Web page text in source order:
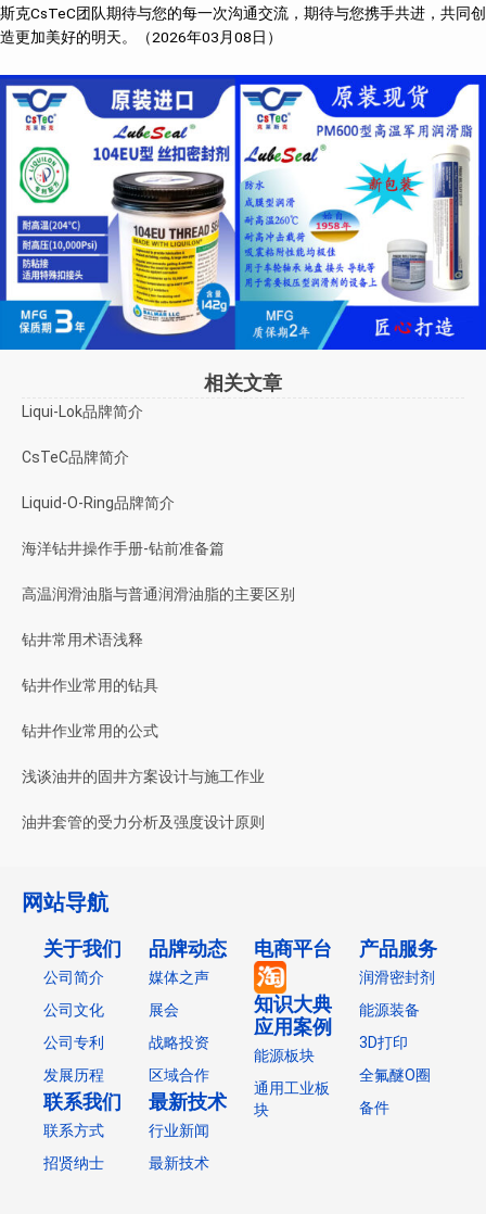
斯克CsTeC团队期待与您的每一次沟通交流，期待与您携手共进，共同创
造更加美好的明天。（2026年03月08日）
相关文章
Liqui-Lok品牌简介
CsTeC品牌简介
Liquid-O-Ring品牌简介
海洋钻井操作手册-钻前准备篇
高温润滑油脂与普通润滑油脂的主要区别
钻井常用术语浅释
钻井作业常用的钻具
钻井作业常用的公式
浅谈油井的固井方案设计与施工作业
油井套管的受力分析及强度设计原则
网站导航
关于我们
公司简介
公司文化
公司专利
发展历程
联系我们
联系方式
招贤纳士
品牌动态
媒体之声
展会
战略投资
区域合作
最新技术
行业新闻
最新技术
电商平台
知识大典
应用案例
能源板块
通用工业板
块
产品服务
润滑密封剂
能源装备
3D打印
全氟醚O圈
备件